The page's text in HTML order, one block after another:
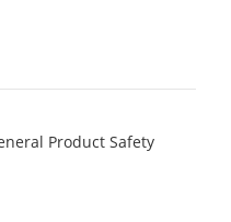
Product Safety